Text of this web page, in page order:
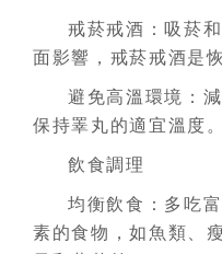
戒菸戒酒：吸菸
面影響，戒菸戒酒是
避免高溫環境：
保持睪丸的適宜溫度。
飲食調理
均衡飲食：多吃
素的食物，如魚類、